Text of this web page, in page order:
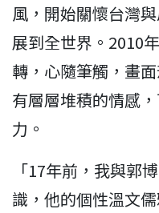
風，開始關懷台灣
展到全世界。2010
轉，心隨筆觸，畫
有層層堆積的情感
力。
「17年前，我與郭
識，他的個性溫文